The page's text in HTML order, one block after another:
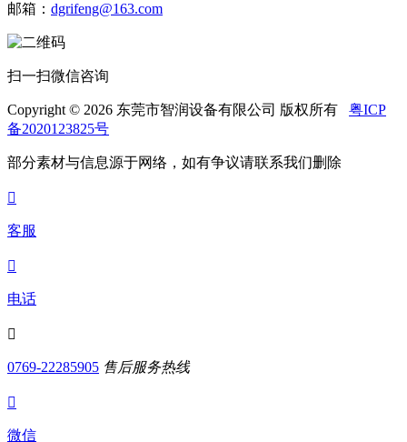
邮箱： dgrifeng@163.com
扫一扫微信咨询
Copyright © 2026 东莞市智润设备有限公司 版权所有 粤ICP
备2020123825号
部分素材与信息源于网络，如有争议请联系我们删除

客服

电话

0769-22285905 售后服务热线

微信